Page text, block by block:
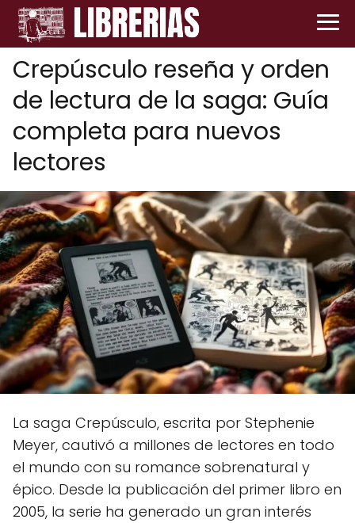
Crepúsculo reseña y orden
de lectura de la saga: Guía
completa para nuevos
lectores
La saga Crepúsculo, escrita por Stephenie
Meyer, cautivó a millones de lectores en todo
el mundo con su romance sobrenatural y
épico. Desde la publicación del primer libro en
2005, la serie ha generado un gran interés